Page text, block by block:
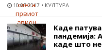
10.05.2017 КУЛТУРА
Каде
пандемија:
каде што